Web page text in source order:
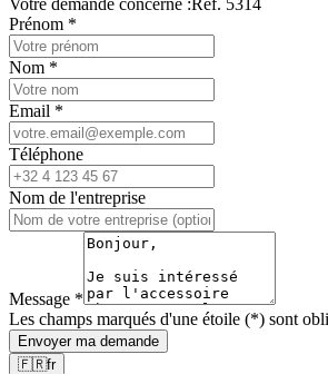
Votre demande concerne :Réf. 5314
Prénom *
Nom *
Email *
Téléphone
Nom de l'entreprise
Message *
Les champs marqués d'une étoile (*) sont
Envoyer ma demande
🇫🇷fr